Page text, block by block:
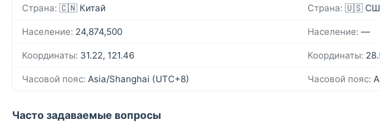
Страна: 🇨🇳 Китай Страна: 🇺🇸
Население: 24,874,500 Население: —
Координаты: 31.22, 121.46 Координаты:
Часовой пояс: Asia/Shanghai (UTC+8) Часовой пояс:
Часто задаваемые вопросы